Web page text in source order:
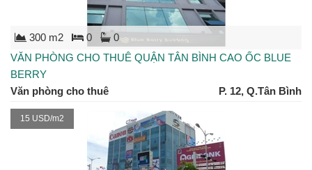
300 m2 0 0
VĂN PHÒNG CHO THUÊ QUẬN TÂN BÌNH CAO ỐC BLUE
BERRY
Văn phòng cho thuê
P. 12, Q.Tân Bình
15 USD/m2